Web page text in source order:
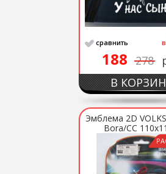
сравнить
188 278
В
Эмблема 2D
Bora/CC